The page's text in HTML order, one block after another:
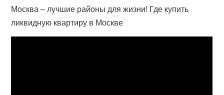
Москва – лучшие районы для жизни! Где купить
ликвидную квартиру в Москве